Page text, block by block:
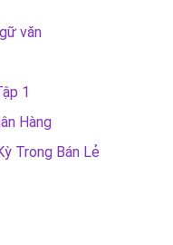
văn
1
Hàng
Trong Bán Lẻ